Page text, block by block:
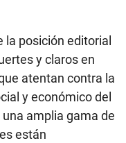
posición editorial
y claros en
atentan contra la
y económico del
amplia gama de
están